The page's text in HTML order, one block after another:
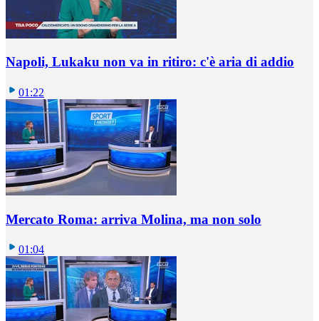
Napoli, Lukaku non va in ritiro: c'è aria di addio
01:22
Mercato Roma: arriva Molina, ma non solo
01:04